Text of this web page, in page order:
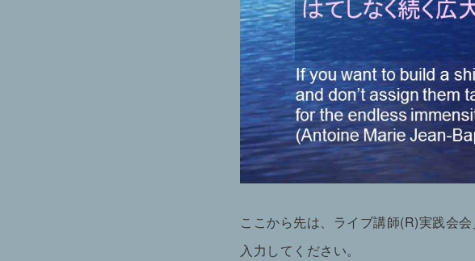
ここから先は、ライブ講師(R)実践会
入力してください。